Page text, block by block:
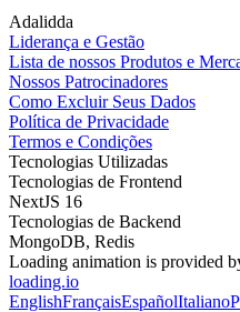
Adalidda
Liderança e Gestão
Lista de nossos Produtos e
Nossos Patrocinadores
Como Excluir Seus Dados
Política de Privacidade
Termos e Condições
Tecnologias Utilizadas
Tecnologias de Frontend
NextJS 16
Tecnologias de Backend
MongoDB, Redis
Loading animation is provided
loading.io
EnglishFrançaisEspañolItaliano